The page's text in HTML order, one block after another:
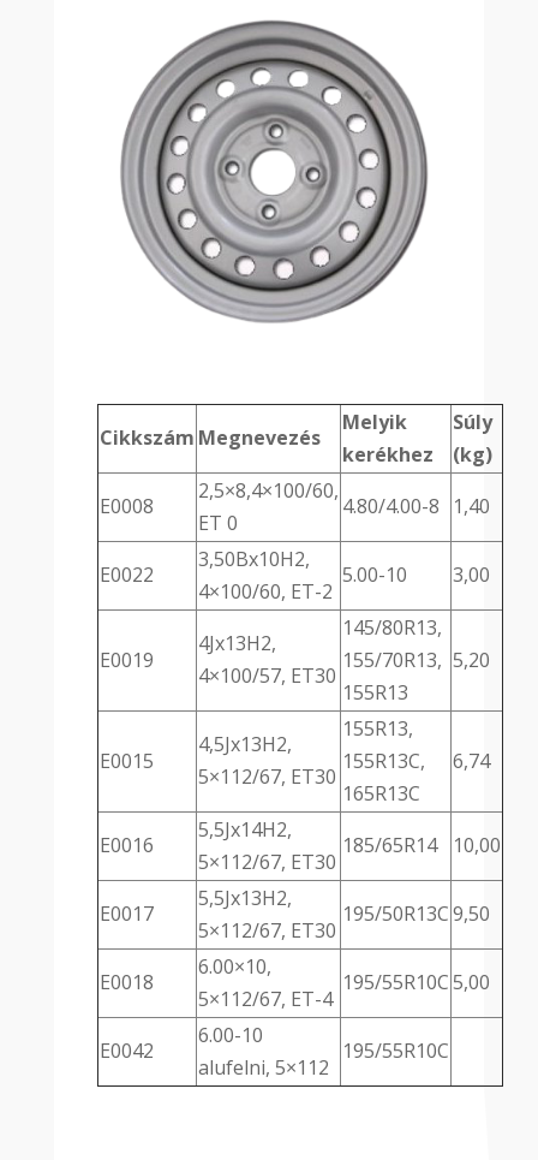
Cikkszám Megnevezés
Melyik
kerékhez
Súly
(kg)
E0008
2,5×8,4×100/60,
ET 0
4.80/4.00-8 1,40
E0022
3,50Bx10H2,
4×100/60, ET-2
5.00-10 3,00
E0019
4Jx13H2,
4×100/57, ET30
145/80R13,
155/70R13,
155R13
5,20
E0015
4,5Jx13H2,
5×112/67, ET30
155R13,
155R13C,
165R13C
6,74
E0016
5,5Jx14H2,
5×112/67, ET30
185/65R14 10,00
E0017
5,5Jx13H2,
5×112/67, ET30
195/50R13C9,50
E0018
6.00×10,
5×112/67, ET-4
195/55R10C5,00
E0042
6.00-10
alufelni, 5×112
195/55R10C